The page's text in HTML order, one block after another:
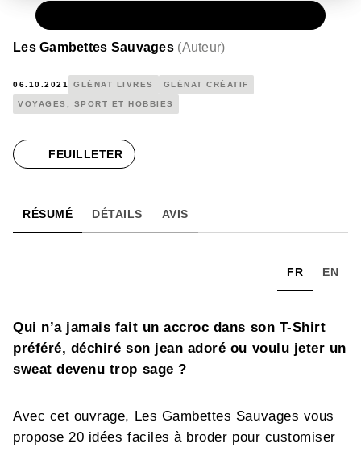
Les Gambettes Sauvages (Auteur)
06.10.2021 GLÉNAT LIVRES GLÉNAT CRÉATIF
VOYAGES, SPORT ET HOBBIES
FEUILLETER
RÉSUMÉ DÉTAILS AVIS
FR EN
Qui n’a jamais fait un accroc dans son T-Shirt
préféré, déchiré son jean adoré ou voulu jeter un
sweat devenu trop sage ?
Avec cet ouvrage, Les Gambettes Sauvages vous
propose 20 idées faciles à broder pour customiser